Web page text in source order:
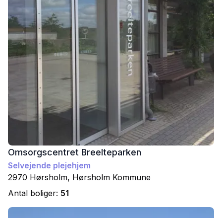
Omsorgscentret Breelteparken
Selvejende plejehjem
2970 Hørsholm, Hørsholm Kommune
Antal boliger: 51